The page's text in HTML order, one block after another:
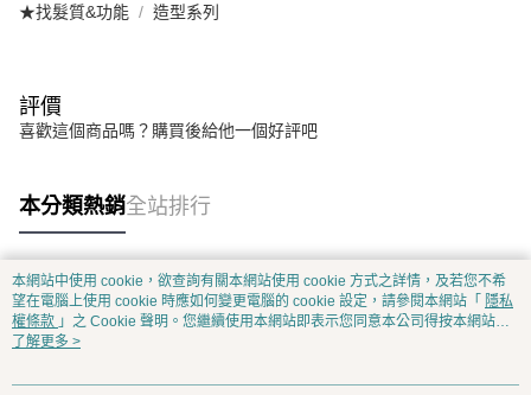
★找髮質&功能 造型系列
評價
喜歡這個商品嗎？購買後給他一個好評吧
本分類熱銷全站排行
熱門標籤
本網站中使用 cookie，欲查詢有關本網站使用 cookie 方式之詳情，及若您不希
望在電腦上使用 cookie 時應如何變更電腦的 cookie 設定，請參閱本網站「 隱私
權條款 」之 Cookie 聲明。您繼續使用本網站即表示您同意本公司得按本網站使
用條款之 Cookie 聲明使用 cookie。
了解更多 >